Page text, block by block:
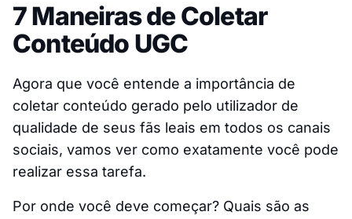
7 Maneiras de Coletar
Conteúdo UGC
Agora que você entende a importância de
coletar conteúdo gerado pelo utilizador de
qualidade de seus fãs leais em todos os canais
sociais, vamos ver como exatamente você pode
realizar essa tarefa.
Por onde você deve começar? Quais são as